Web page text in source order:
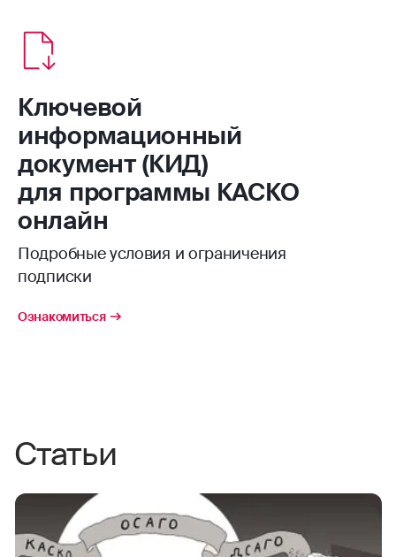
Ключевой
информационный
документ (КИД)
для программы КАСКО
онлайн
Подробные условия и ограничения
подписки
Ознакомиться
Статьи